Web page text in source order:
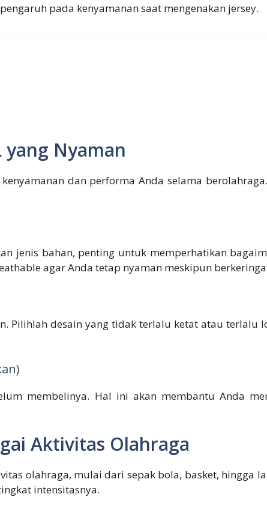
pada kenyamanan saat mengenakan jersey.
Nyaman
dan performa Anda selama
jenis bahan, penting untuk memperhatikan
agar Anda tetap nyaman meskipun
Pilihlah desain yang tidak terlalu ketat atau terlalu
membelinya. Hal ini akan membantu Anda
Aktivitas Olahraga
olahraga, mulai dari sepak bola, basket, hingga
intensitasnya.